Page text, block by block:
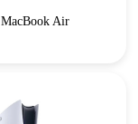
MacBook Air